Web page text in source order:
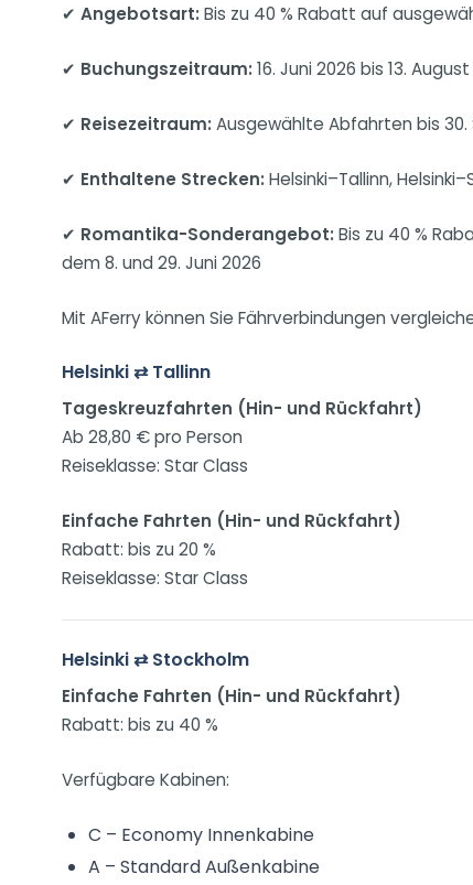
✔ Angebotsart:Bis zu 40 % Rabatt auf
✔ Buchungszeitraum:16. Juni 2026 bis 13.
✔ Reisezeitraum:Ausgewählte Abfahrten bis
✔ Enthaltene Strecken:Helsinki–Tallinn,
✔ Romantika-Sonderangebot:Bis zu 40 %
dem 8. und 29. Juni 2026
Mit AFerry können Sie Fährverbindungen
Helsinki ⇄ Tallinn
Tageskreuzfahrten (Hin- und Rückfahrt)
Ab 28,80 € pro Person
Reiseklasse: Star Class
Einfache Fahrten (Hin- und Rückfahrt)
Rabatt: bis zu 20 %
Reiseklasse: Star Class
Helsinki ⇄ Stockholm
Einfache Fahrten (Hin- und Rückfahrt)
Rabatt: bis zu 40 %
Verfügbare Kabinen:
C – Economy Innenkabine
A – Standard Außenkabine